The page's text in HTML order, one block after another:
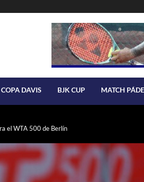
COPA DAVIS BJK CUP MATCH
el WTA 500 de Berlín